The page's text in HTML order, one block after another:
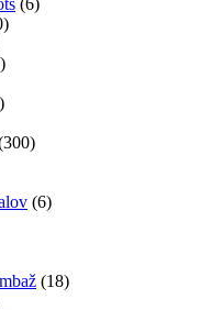
(6)
(6)
(18)